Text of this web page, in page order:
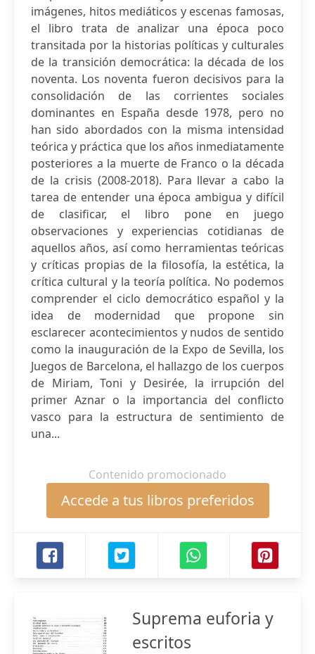
imágenes, hitos mediáticos y escenas famosas,
el libro trata de analizar una época poco
transitada por la historias políticas y culturales
de la transición democrática: la década de los
noventa. Los noventa fueron decisivos para la
consolidación de las corrientes sociales
dominantes en España desde 1978, pero no
han sido abordados con la misma intensidad
teórica y práctica que los años inmediatamente
posteriores a la muerte de Franco o la década
de la crisis (2008-2018). Para llevar a cabo la
tarea de entender una época ambigua y difícil
de clasificar, el libro pone en juego
observaciones y experiencias cotidianas de
aquellos años, así como herramientas teóricas
y críticas propias de la filosofía, la estética, la
crítica cultural y la teoría política. No podemos
comprender el ciclo democrático español y la
idea de modernidad que propone sin
esclarecer acontecimientos y nudos de sentido
como la inauguración de la Expo de Sevilla, los
Juegos de Barcelona, el hallazgo de los cuerpos
de Miriam, Toni y Desirée, la irrupción del
primer Aznar o la importancia del conflicto
vasco para la estructura de sentimiento de
una...
Contenido promocionado
Accede a tus libros preferidos
Suprema euforia y
escritos